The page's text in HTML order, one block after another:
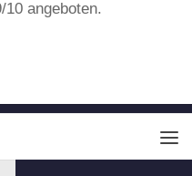
angeboten.